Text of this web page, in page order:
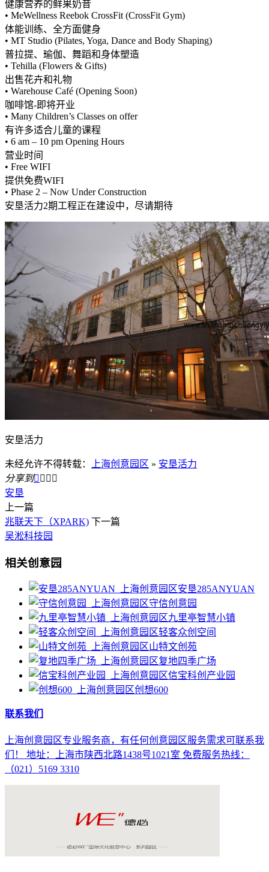
健康营养的鲜果奶昔
• MeWellness Reebok CrossFit (CrossFit Gym)
体能训练、全方面健身
• MT Studio (Pilates, Yoga, Dance and Body Shaping)
普拉提、瑜伽、舞蹈和身体塑造
• Tehilla (Flowers & Gifts)
出售花卉和礼物
• Warehouse Café (Opening Soon)
咖啡馆-即将开业
• Many Children’s Classes on offer
有许多适合儿童的课程
• 6 am – 10 pm Opening Hours
营业时间
• Free WIFI
提供免费WIFI
• Phase 2 – Now Under Construction
安垦活力2期工程正在建设中，尽请期待
安垦活力
未经允许不得转载： 上海创意园区 » 安垦活力
分享到   
安垦
上一篇
兆联天下（XPARK) 下一篇
吴淞科技园
相关创意园
安垦285ANYUAN
守信创意园
九里亭智慧小镇
轻客众创空间
山特文创苑
复地四季广场
信宝科创产业园
创想600
联系我们
上海创意园区专业服务商，有任何创意园区服务需求可联系我
们！ 地址：上海市陕西北路1438号1021室 免费服务热线：
（021）5169 3310